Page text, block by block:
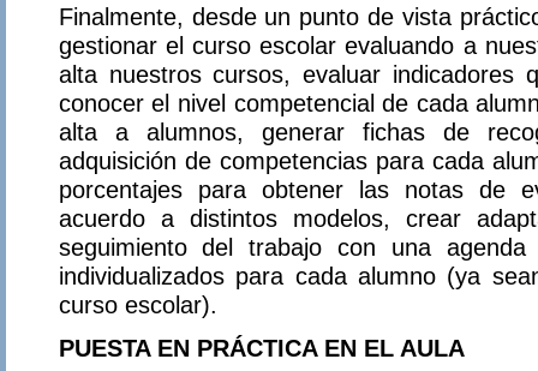
Finalmente, desde un punto de vista
gestionar el curso escolar evaluando a
alta nuestros cursos, evaluar indicadores
conocer el nivel competencial de cada
alta a alumnos, generar fichas de
adquisición de competencias para cada
porcentajes para obtener las notas de
acuerdo a distintos modelos, crear
seguimiento del trabajo con una
individualizados para cada alumno (ya
curso escolar).
PUESTA EN PRÁCTICA EN EL AULA